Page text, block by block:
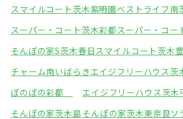
スマイルコート茨木紫明園ベストライフ南
スーパー・コート茨木彩都スーパー・コー
そんぽの家S茨木春日スマイルコート茨木
チャーム南いばらきエイジフリーハウス茨
ぽのぽの彩都
エイジフリーハウス茨木
そんぽの家茨木島そんぽの家茨木東奈良ソ